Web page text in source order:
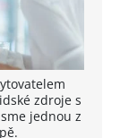
zdroje s
jednou z